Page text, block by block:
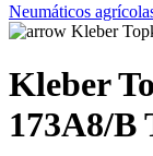
Neumáticos
Kleber
Kleber
173A8/B